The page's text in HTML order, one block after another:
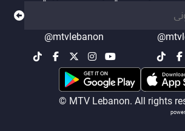
@mtvlebanon
© MTV Lebanon. All rights